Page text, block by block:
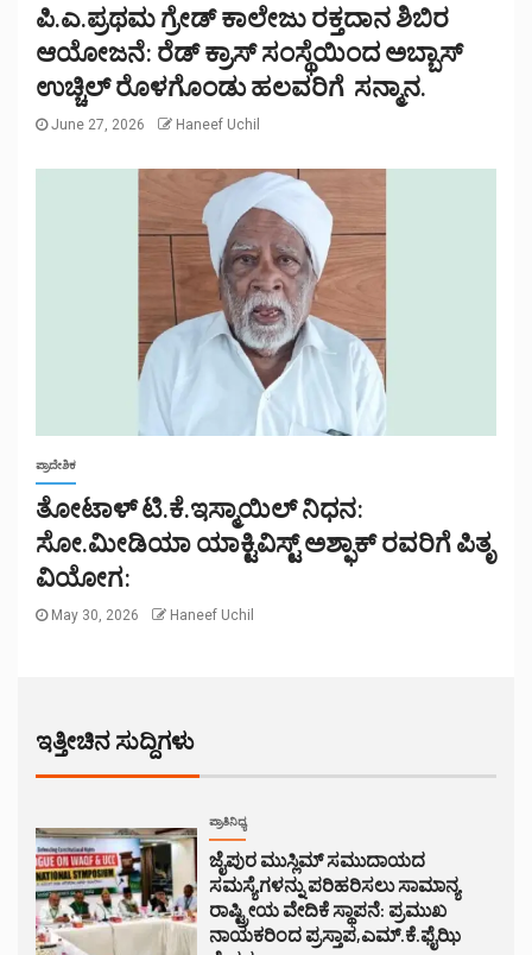
ಪಿ.ಎ.ಪ್ರಥಮ ಗ್ರೇಡ್ ಕಾಲೇಜು ರಕ್ತದಾನ ಶಿಬಿರ
ಆಯೋಜನೆ: ರೆಡ್ ಕ್ರಾಸ್ ಸಂಸ್ಥೆಯಿಂದ ಅಬ್ಬಾಸ್
ಉಚ್ಚಿಲ್ ರೊಳಗೊಂಡು ಹಲವರಿಗೆ ಸನ್ಮಾನ.
June 27, 2026 Haneef Uchil
ಪ್ರಾದೇಶಿಕ
ತೋಟಾಳ್ ಟಿ.ಕೆ.ಇಸ್ಮಾಯಿಲ್ ನಿಧನ:
ಸೋ.ಮೀಡಿಯಾ ಯಾಕ್ಟಿವಿಸ್ಟ್ ಅಶ್ಫಾಕ್ ರವರಿಗೆ ಪಿತೃ
ವಿಯೋಗ:
May 30, 2026 Haneef Uchil
ಇತ್ತೀಚಿನ ಸುದ್ದಿಗಳು
ಪ್ರಾತಿನಿಧ್ಯ
ಜೈಪುರ ಮುಸ್ಲಿಮ್ ಸಮುದಾಯದ
ಸಮಸ್ಯೆಗಳನ್ನು ಪರಿಹರಿಸಲು ಸಾಮಾನ್ಯ
ರಾಷ್ಟ್ರೀಯ ವೇದಿಕೆ ಸ್ಥಾಪನೆ: ಪ್ರಮುಖ
ನಾಯಕರಿಂದ ಪ್ರಸ್ತಾಪ,ಎಮ್.ಕೆ.ಫೈಝಿ